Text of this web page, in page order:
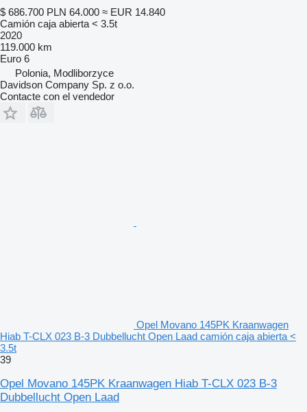
$ 686.700 PLN 64.000 ≈ EUR 14.840
Camión caja abierta < 3.5t
2020
119.000 km
Euro 6
Polonia, Modliborzyce
Davidson Company Sp. z o.o.
Contacte con el vendedor
Opel Movano 145PK Kraanwagen
Hiab T-CLX 023 B-3 Dubbellucht Open Laad camión caja abierta <
3.5t
39
Opel Movano 145PK Kraanwagen Hiab T-CLX 023 B-3
Dubbellucht Open Laad